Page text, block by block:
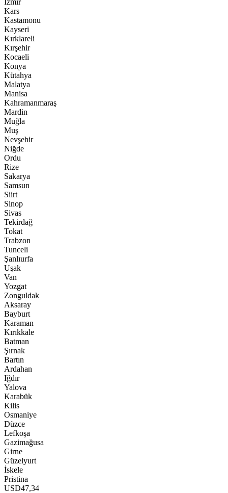
İzmir
Kars
Kastamonu
Kayseri
Kırklareli
Kırşehir
Kocaeli
Konya
Kütahya
Malatya
Manisa
Kahramanmaraş
Mardin
Muğla
Muş
Nevşehir
Niğde
Ordu
Rize
Sakarya
Samsun
Siirt
Sinop
Sivas
Tekirdağ
Tokat
Trabzon
Tunceli
Şanlıurfa
Uşak
Van
Yozgat
Zonguldak
Aksaray
Bayburt
Karaman
Kırıkkale
Batman
Şırnak
Bartın
Ardahan
Iğdır
Yalova
Karabük
Kilis
Osmaniye
Düzce
Lefkoşa
Gazimağusa
Girne
Güzelyurt
İskele
Pristina
USD47,34